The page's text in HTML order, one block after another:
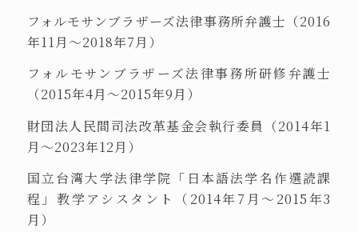
フォルモサンブラザーズ法律事務所弁護士（2016
年11月～2018年7月）
フォルモサンブラザーズ法律事務所研修弁護士
（2015年4月〜2015年9月）
財団法人民間司法改革基金会執行委員（2014年1
月〜2023年12月）
国立台湾大学法律学院「日本語法学名作選読課
程」教学アシスタント（2014年7月〜2015年3
月）